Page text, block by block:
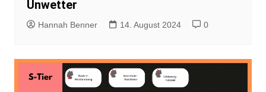
Unwetter
Hannah Benner 14. August 2024 0